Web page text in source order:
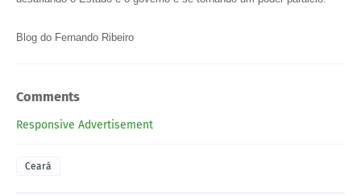
Blog do Fernando Ribeiro
Comments
Responsive Advertisement
Ceará